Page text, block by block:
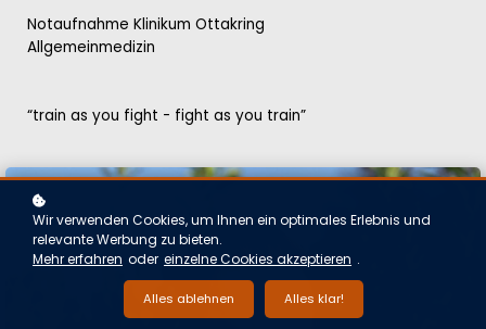
Notaufnahme Klinikum Ottakring
Allgemeinmedizin
“train as you fight - fight as you train”
Wir verwenden Cookies, um Ihnen ein optimales Erlebnis und
relevante Werbung zu bieten.
Mehr erfahren oder einzelne Cookies akzeptieren .
Alles ablehnen Alles klar!